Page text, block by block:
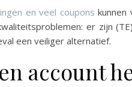
en veel coupons kunnen
er zijn
een veiliger alternatief.
account